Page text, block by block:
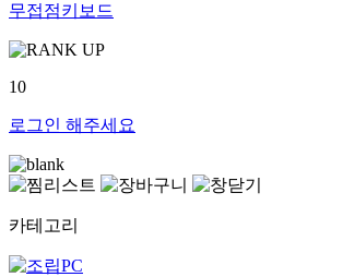
무접점키보드
10
로그인 해주세요
카테고리